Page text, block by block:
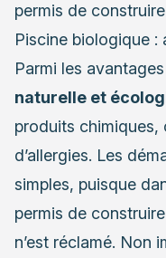
permis de construire
Piscine biologique
Parmi les
naturelle et
produits chimiques,
d’allergies. Les
simples, puisque
permis de
n’est réclamé. Non